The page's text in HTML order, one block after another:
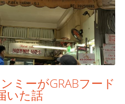
ミーがGRABフード
いた話